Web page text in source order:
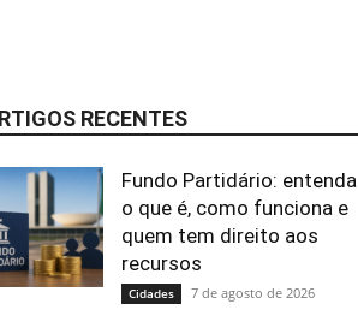
RECENTES
Fundo Partidário: entenda
o que é, como funciona e
quem tem direito aos
recursos
Cidades 7 de agosto de 2026